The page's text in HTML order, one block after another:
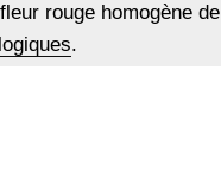
rouge homogène de
.